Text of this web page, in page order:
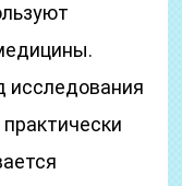
исследования